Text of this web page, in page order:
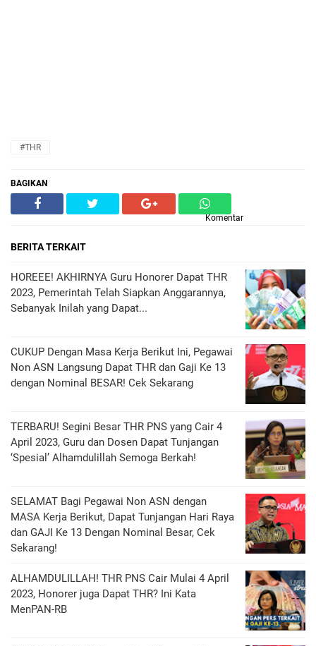
#THR
BAGIKAN
Komentar
BERITA TERKAIT
HOREEE! AKHIRNYA Guru Honorer Dapat THR
2023, Pemerintah Telah Siapkan Anggarannya,
Sebanyak Inilah yang Dapat...
CUKUP Dengan Masa Kerja Berikut Ini, Pegawai
Non ASN Langsung Dapat THR dan Gaji Ke 13
dengan Nominal BESAR! Cek Sekarang
TERBARU! Segini Besar THR PNS yang Cair 4
April 2023, Guru dan Dosen Dapat Tunjangan
‘Spesial’ Alhamdulillah Semoga Berkah!
SELAMAT Bagi Pegawai Non ASN dengan
MASA Kerja Berikut, Dapat Tunjangan Hari Raya
dan GAJI Ke 13 Dengan Nominal Besar, Cek
Sekarang!
ALHAMDULILLAH! THR PNS Cair Mulai 4 April
2023, Honorer juga Dapat THR? Ini Kata
MenPAN-RB